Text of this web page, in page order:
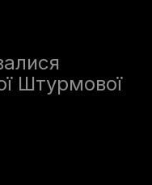
Штурмової